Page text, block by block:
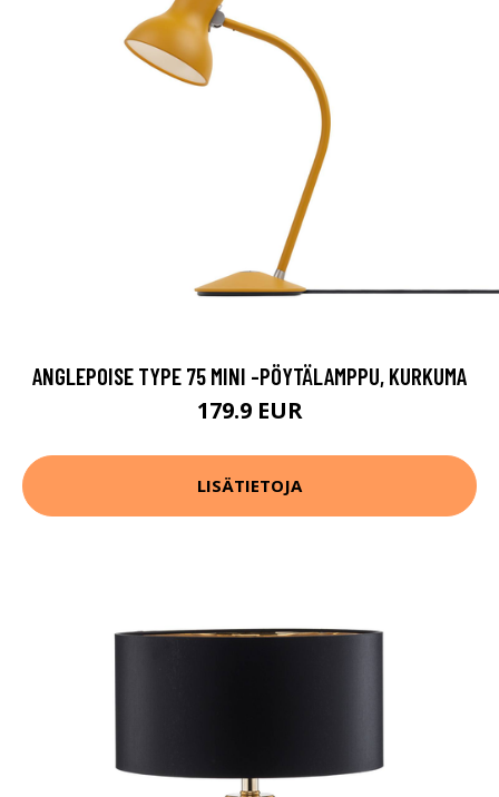
ANGLEPOISE TYPE 75 MINI -PÖYTÄLAMPPU, KURKUMA
179.9 EUR
LISÄTIETOJA